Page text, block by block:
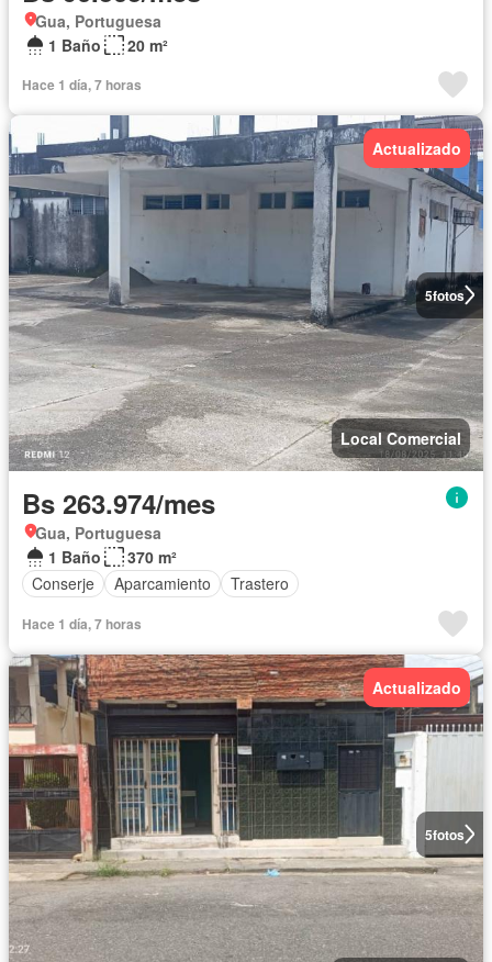
Gua, Portuguesa
1 Baño
20 m²
Hace 1 día, 7 horas
5fotos
Actualizado
Local Comercial
Bs 263.974/mes
Gua, Portuguesa
1 Baño
370 m²
Conserje
Aparcamiento Trastero
Hace 1 día, 7 horas
5fotos
Actualizado